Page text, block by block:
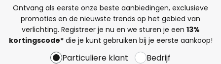
Ontvang als eerste onze beste aanbiedingen, exclusieve
promoties en de nieuwste trends op het gebied van
verlichting. Registreer je nu en we sturen je een 13%
kortingscode*die je kunt gebruiken bij je eerste aankoop!
Particuliere klant Bedrijf